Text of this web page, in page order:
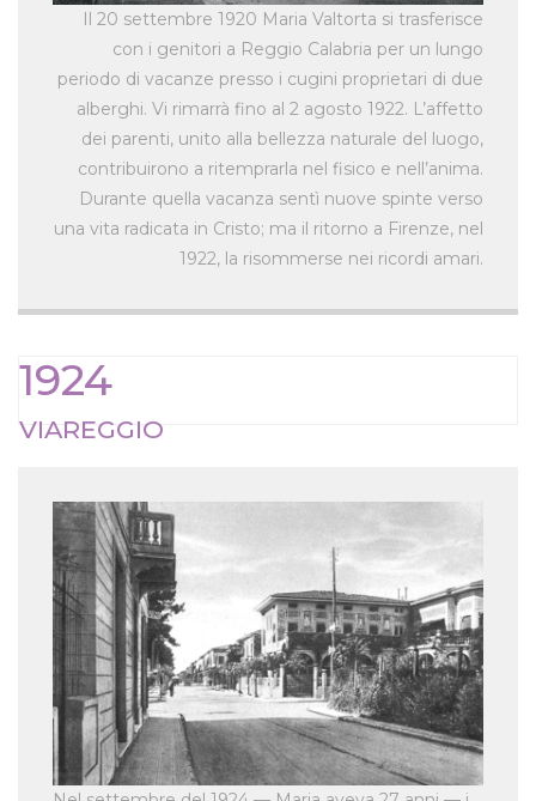
Il 20 settembre 1920 Maria Valtorta si trasferisce
con i genitori a Reggio Calabria per un lungo
periodo di vacanze presso i cugini proprietari di due
alberghi. Vi rimarrà fino al 2 agosto 1922. L’affetto
dei parenti, unito alla bellezza naturale del luogo,
contribuirono a ritemprarla nel fisico e nell’anima.
Durante quella vacanza sentì nuove spinte verso
una vita radicata in Cristo; ma il ritorno a Firenze, nel
1922, la risommerse nei ricordi amari.
1924
VIAREGGIO